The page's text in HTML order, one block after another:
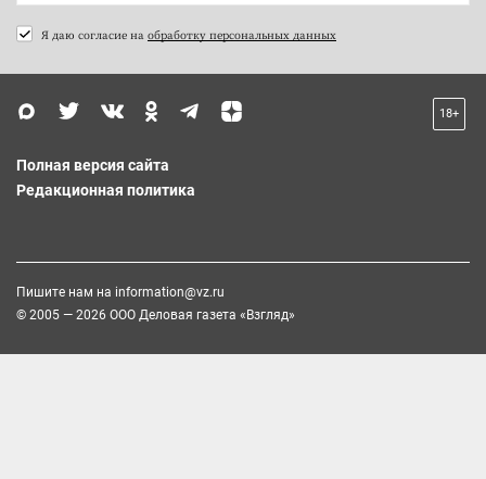
Я даю согласие на обработку персональных данных
18+
Полная версия сайта
Редакционная политика
Пишите нам на information@vz.ru
© 2005 — 2026 ООО Деловая газета «Взгляд»